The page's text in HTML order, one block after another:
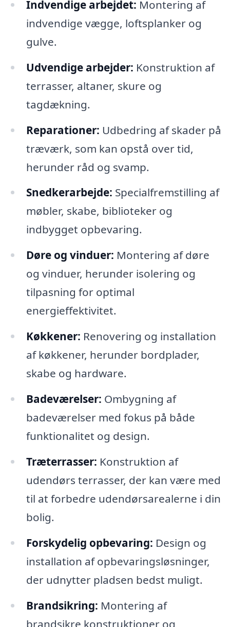
Indvendige arbejdet: Montering af
indvendige vægge, loftsplanker og
gulve.
Udvendige arbejder: Konstruktion af
terrasser, altaner, skure og
tagdækning.
Reparationer: Udbedring af skader på
træværk, som kan opstå over tid,
herunder råd og svamp.
Snedkerarbejde: Specialfremstilling af
møbler, skabe, biblioteker og
indbygget opbevaring.
Døre og vinduer: Montering af døre
og vinduer, herunder isolering og
tilpasning for optimal
energieffektivitet.
Køkkener: Renovering og installation
af køkkener, herunder bordplader,
skabe og hardware.
Badeværelser: Ombygning af
badeværelser med fokus på både
funktionalitet og design.
Træterrasser: Konstruktion af
udendørs terrasser, der kan være med
til at forbedre udendørsarealerne i din
bolig.
Forskydelig opbevaring: Design og
installation af opbevaringsløsninger,
der udnytter pladsen bedst muligt.
Brandsikring: Montering af
brandsikre konstruktioner og